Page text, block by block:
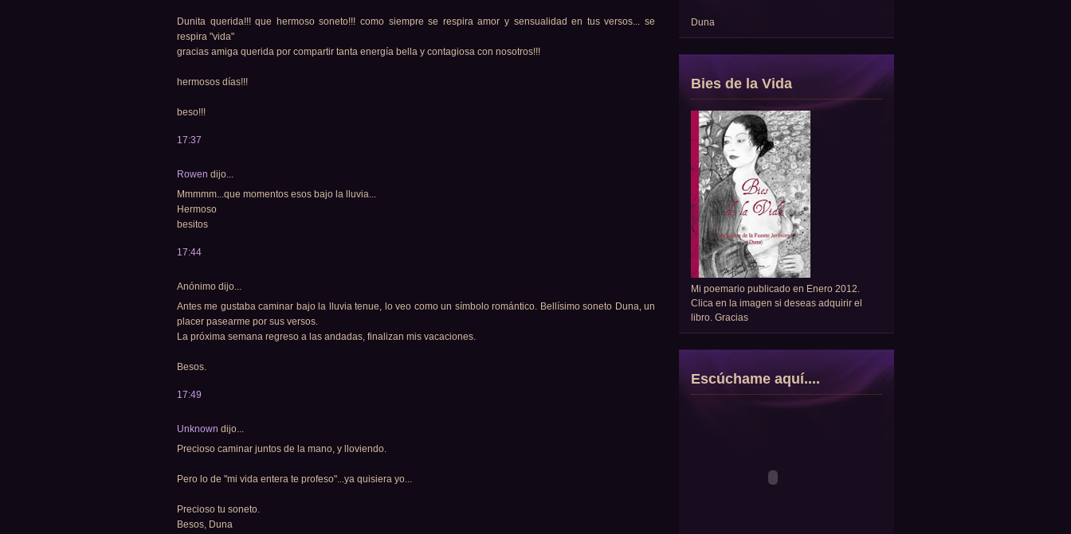
Dunita querida!!! que hermoso soneto!!! como siempre se respira amor y sensualidad en tus versos... se
respira "vida"
gracias amiga querida por compartir tanta energía bella y contagiosa con nosotros!!!
hermosos días!!!
beso!!!
17:37
Rowen dijo...
Mmmmm...que momentos esos bajo la lluvia...
Hermoso
besitos
17:44
Anónimo dijo...
Antes me gustaba caminar bajo la lluvia tenue, lo veo como un símbolo romántico. Bellísimo soneto Duna, un
placer pasearme por sus versos.
La próxima semana regreso a las andadas, finalizan mis vacaciones.
Besos.
17:49
Unknown dijo...
Precioso caminar juntos de la mano, y lloviendo.
Pero lo de "mi vida entera te profeso"...ya quisiera yo...
Precioso tu soneto.
Besos, Duna
Duna
Bies de la Vida
Mi poemario publicado en Enero 2012.
Clica en la imagen si deseas adquirir el
libro. Gracias
Escúchame aquí....